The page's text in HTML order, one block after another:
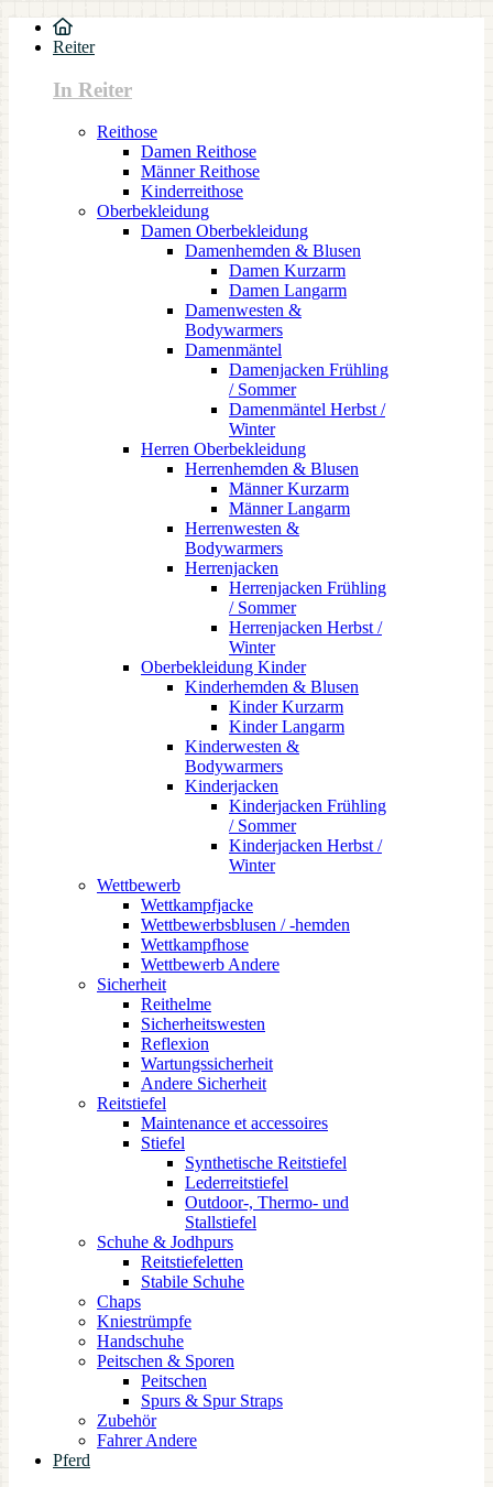
Reiter
In Reiter
Reithose
Damen Reithose
Männer Reithose
Kinderreithose
Oberbekleidung
Damen Oberbekleidung
Damenhemden & Blusen
Damen Kurzarm
Damen Langarm
Damenwesten &
Bodywarmers
Damenmäntel
Damenjacken Frühling
/ Sommer
Damenmäntel Herbst /
Winter
Herren Oberbekleidung
Herrenhemden & Blusen
Männer Kurzarm
Männer Langarm
Herrenwesten &
Bodywarmers
Herrenjacken
Herrenjacken Frühling
/ Sommer
Herrenjacken Herbst /
Winter
Oberbekleidung Kinder
Kinderhemden & Blusen
Kinder Kurzarm
Kinder Langarm
Kinderwesten &
Bodywarmers
Kinderjacken
Kinderjacken Frühling
/ Sommer
Kinderjacken Herbst /
Winter
Wettbewerb
Wettkampfjacke
Wettbewerbsblusen / -hemden
Wettkampfhose
Wettbewerb Andere
Sicherheit
Reithelme
Sicherheitswesten
Reflexion
Wartungssicherheit
Andere Sicherheit
Reitstiefel
Maintenance et accessoires
Stiefel
Synthetische Reitstiefel
Lederreitstiefel
Outdoor-, Thermo- und
Stallstiefel
Schuhe & Jodhpurs
Reitstiefeletten
Stabile Schuhe
Chaps
Kniestrümpfe
Handschuhe
Peitschen & Sporen
Peitschen
Spurs & Spur Straps
Zubehör
Fahrer Andere
Pferd